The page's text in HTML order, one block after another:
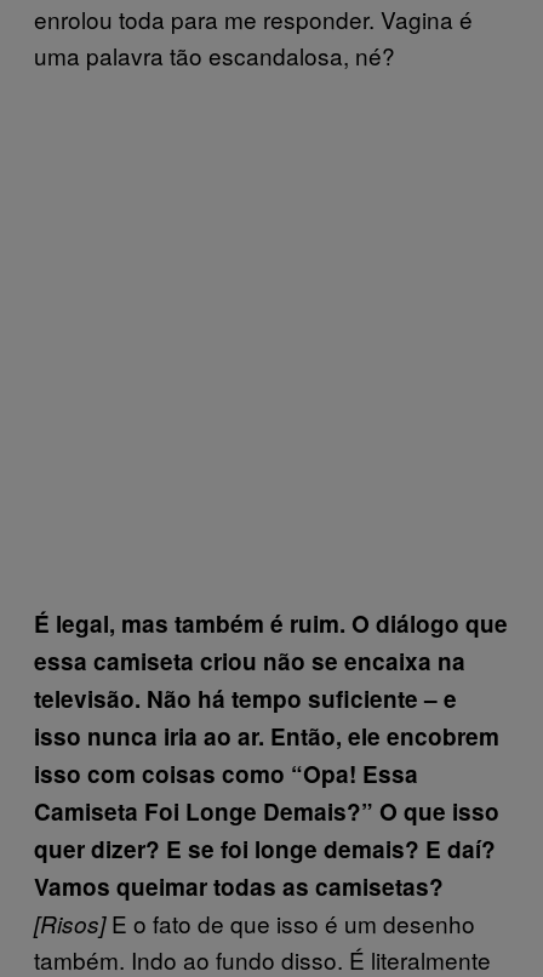
enrolou toda para me responder. Vagina é
uma palavra tão escandalosa, né?
É legal, mas também é ruim. O diálogo que
essa camiseta criou não se encaixa na
televisão. Não há tempo suficiente – e
isso nunca iria ao ar. Então, ele encobrem
isso com coisas como “Opa! Essa
Camiseta Foi Longe Demais?” O que isso
quer dizer? E se foi longe demais? E daí?
Vamos queimar todas as camisetas?
[Risos]E o fato de que isso é um desenho
também. Indo ao fundo disso. É literalmente